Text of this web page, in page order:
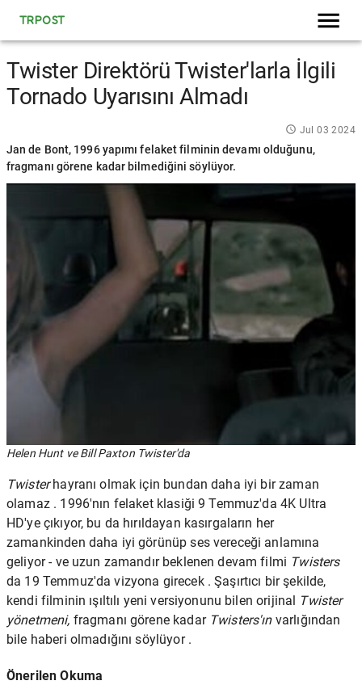
TRPOST
Twister Direktörü Twister'larla İlgili
Tornado Uyarısını Almadı
Jul 03 2024
Jan de Bont, 1996 yapımı felaket filminin devamı olduğunu,
fragmanı görene kadar bilmediğini söylüyor.
Helen Hunt ve Bill Paxton Twister'da
Twisterhayranı olmak için bundan daha iyi bir zaman
olamaz . 1996'nın felaket klasiği 9 Temmuz'da 4K Ultra
HD'ye çıkıyor, bu da hırıldayan kasırgaların her
zamankinden daha iyi görünüp ses vereceği anlamına
geliyor - ve uzun zamandır beklenen devam filmi Twisters
da 19 Temmuz'da vizyona girecek . Şaşırtıcı bir şekilde,
kendi filminin ışıltılı yeni versiyonunu bilen orijinal
Twister
yönetmeni, fragmanı görene kadar Twisters'ınvarlığından
bile haberi olmadığını söylüyor .
Önerilen Okuma